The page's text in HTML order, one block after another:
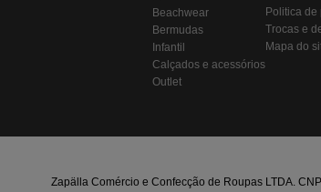
beachwear
bermudas
infantil
calçados e acessórios
outlet
politica
trocas e
mapa do
Zapälla Comércio e Confecção de Roupas LTDA.